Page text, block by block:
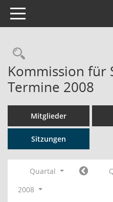
Toggle navigation
Kommission für
Termine 2008
Mitglieder
Sitzungen
Quartal
2008